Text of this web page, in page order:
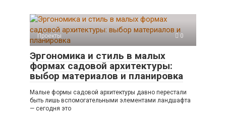
Проекты 0
Эргономика и стиль в малых
формах садовой архитектуры:
выбор материалов и планировка
Малые формы садовой архитектуры давно перестали
быть лишь вспомогательными элементами ландшафта
— сегодня это